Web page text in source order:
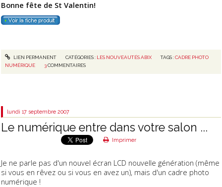
Bonne fête de St Valentin!
LIEN PERMANENT CATÉGORIES : LES NOUVEAUTÉS ABIX TAGS :CADRE PHOTO
NUMÉRIQUE
3 COMMENTAIRES
lundi 17 septembre 2007
Le numérique entre dans votre salon ...
Imprimer
Je ne parle pas d'un nouvel écran LCD nouvelle génération (même
si vous en rêvez ou si vous en avez un), mais d'un cadre photo
numérique !